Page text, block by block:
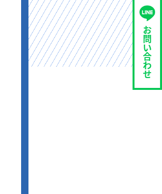
お
問
い
合
わ
せ